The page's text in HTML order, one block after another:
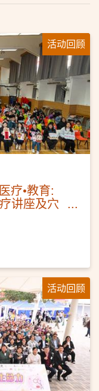
活动回顾
疗•教育:
讲座及穴
活动回顾